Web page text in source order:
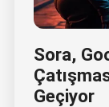
Sora,
Geçiyor